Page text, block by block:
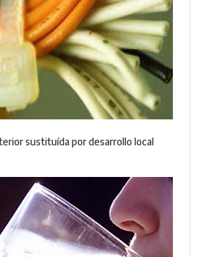
sustituída por desarrollo local